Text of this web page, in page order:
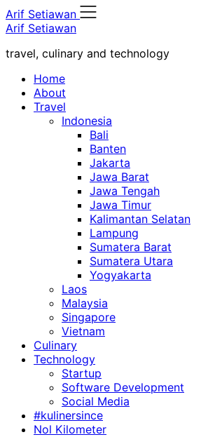
Skip
to
Arif Setiawan
Arif Setiawan
travel, culinary and technology
Home
About
Travel
Indonesia
Bali
Banten
Jakarta
Jawa Barat
Jawa Tengah
Jawa Timur
Kalimantan Selatan
Lampung
Sumatera Barat
Sumatera Utara
Yogyakarta
Laos
Malaysia
Singapore
Vietnam
Culinary
Technology
Startup
Software Development
Social Media
#kulinersince
Nol Kilometer